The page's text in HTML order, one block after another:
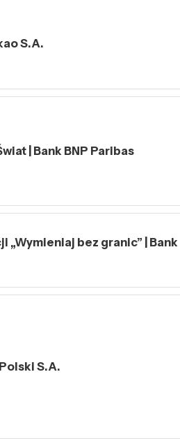
S.A.
| Bank BNP Paribas
bez granic” | Bank
S.A.